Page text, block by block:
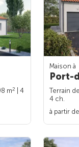
m2
| 4
Maison à
Port-
Terrain
4 ch.
à partir de